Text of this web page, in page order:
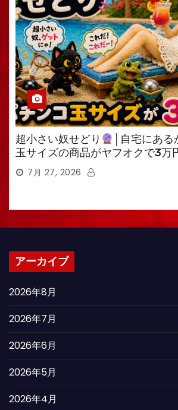
超小さい奴せどり
│自宅にあ
玉サイズの商品がヤフオクで3万
7月 27, 2026
アーカイブ
2026年8月
2026年7月
2026年6月
2026年5月
2026年4月